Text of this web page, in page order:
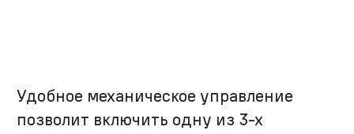
Удобное механическое управление
позволит включить одну из 3-х